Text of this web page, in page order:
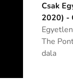
Csak
2020) -
The
dala